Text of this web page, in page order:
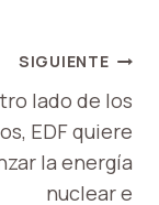
SIGUIENTE
lado de los
EDF quiere
la energía
nuclear e